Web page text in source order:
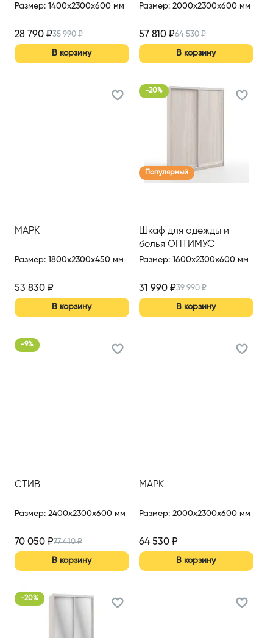
Размер: 1400x2300x600 мм
28 790 ₽35 990₽
В корзину
Размер: 2000x2300x600 мм
57 810₽64 530₽
В корзину
МАРК
Размер: 1800x2300x450 мм
53 830 ₽
В корзину
-20%
Популярный
Шкаф для одежды и
белья ОПТИМУС
Размер: 1600x2300x600 мм
31 990₽39 990₽
В корзину
-9%
СТИВ
Размер: 2400x2300x600 мм
70 050 ₽77 410₽
В корзину
МАРК
Размер: 2000x2300x600 мм
64 530₽
В корзину
-20%